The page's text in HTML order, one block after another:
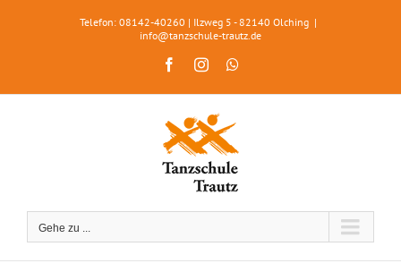
Telefon: 08142-40260 | Ilzweg 5 - 82140 Olching |
info@tanzschule-trautz.de
FacebookInstagram
Gehe zu ...